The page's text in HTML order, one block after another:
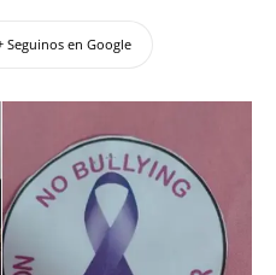
Seguinos en Google